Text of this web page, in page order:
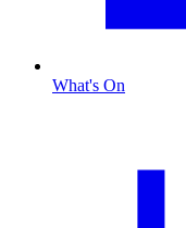
What's On